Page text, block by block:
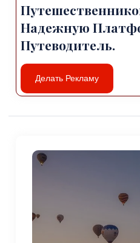
Надежную
Путеводитель.
Делать Рекламу